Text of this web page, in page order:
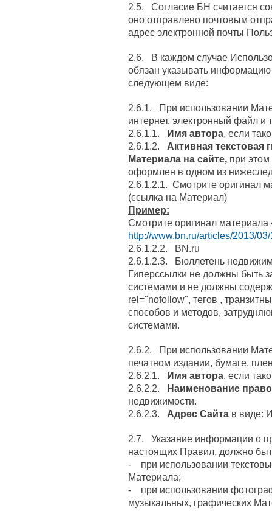
2.5. Согласие БН считается
оно отправлено почтовым
адрес электронной почты
2.6. В каждом случае
обязан указывать
следующем виде:
2.6.1. При использовании
интернет, электронный файл и
2.6.1.1. Имя автора, если
2.6.1.2. Активная текстовая
Материала на сайте, при этом
оформлен в одном из
2.6.1.2.1. Смотрите оригинал
(ссылка на Материал)
Пример:
Смотрите оригинал материала
http://www.bn.ru/articles/2013/
2.6.1.2.2. BN.ru
2.6.1.2.3. Бюллетень
Гиперссылки не должны быть
системами и не должны
rel="nofollow", тегов ,
способов и методов,
системами.
2.6.2. При использовании
печатном издании, бумаге,
2.6.2.1. Имя автора, если
2.6.2.2. Наименование
недвижимости.
2.6.2.3. Адрес Сайта в виде:
2.7. Указание информации о
настоящих Правил, должно
- при использовании
Материала;
- при использовании
музыкальных, графических